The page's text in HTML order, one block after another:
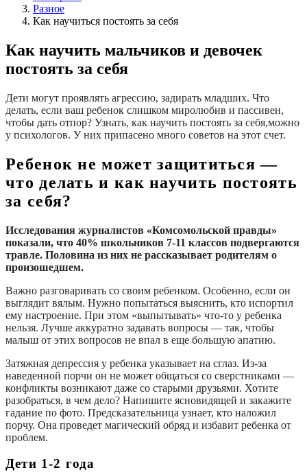
Разное
Как научиться постоять за себя
Как научить мальчиков и девочек
постоять за себя
Дети могут проявлять агрессию, задирать младших. Что
делать, если ваш ребенок слишком миролюбив и пассивен,
чтобы дать отпор? Узнать, как научить постоять за себя,можно
у психологов. У них припасено много советов на этот счет.
Ребенок не может защититься —
что делать и как научить постоять
за себя?
Исследования журналистов «Комсомольской правды»
показали, что 40% школьников 7-11 классов подвергаются
травле. Половина из них не рассказывает родителям о
произошедшем.
Важно разговаривать со своим ребенком. Особенно, если он
выглядит вялым. Нужно попытаться выяснить, кто испортил
ему настроение. При этом «выпытывать» что-то у ребенка
нельзя. Лучше аккуратно задавать вопросы — так, чтобы
малыш от этих вопросов не впал в еще большую апатию.
Затяжная депрессия у ребенка указывает на сглаз. Из-за
наведенной порчи он не может общаться со сверстниками —
конфликты возникают даже со старыми друзьями. Хотите
разобраться, в чем дело? Напишите ясновидящей и закажите
гадание по фото. Предсказательница узнает, кто наложил
порчу. Она проведет магический обряд и избавит ребенка от
проблем.
Дети 1-2 года